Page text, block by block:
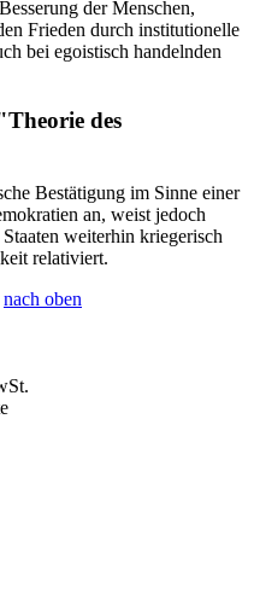
der Menschen,
Frieden durch institutionelle
bei egoistisch handelnden
des
Bestätigung im Sinne einer
an, weist jedoch
weiterhin kriegerisch
relativiert.
nach oben